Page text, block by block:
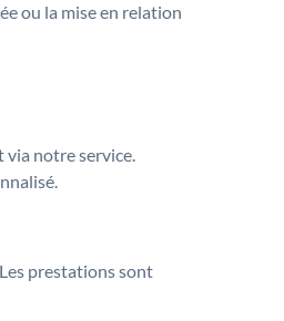
ou la mise en relation
via notre service.
prestations sont